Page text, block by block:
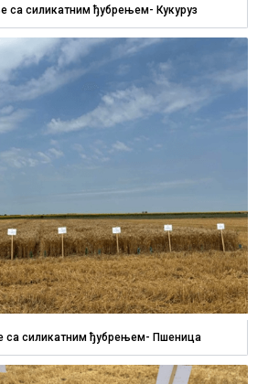
са силикатним ђубрењем- Кукуруз
са силикатним ђубрењем- Пшеница